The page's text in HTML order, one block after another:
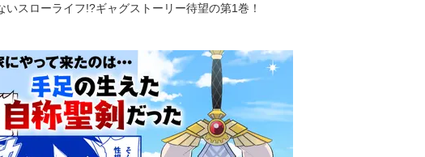
スローライフ!?ギャグストーリー待望の第1巻！